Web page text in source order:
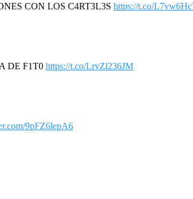
CON LOS C4RT3L3S https://t.co/
DE F1T0 https://t.co/LrvZl236JM
9pFZ6lepA6